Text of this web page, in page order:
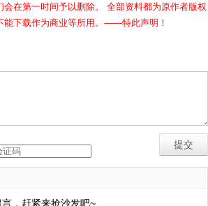
在第一时间予以删除。 全部资料都为原作者版权
能下载作为商业等所用。——特此声明！
，赶紧来抢沙发吧~